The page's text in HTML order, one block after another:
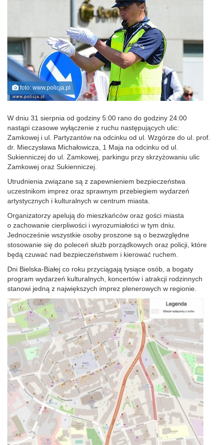
foto: www.policja.pl
W dniu 31 sierpnia od godziny 5:00 rano do godziny 24:00
nastąpi czasowe wyłączenie z ruchu następujących ulic:
Zamkowej i ul. Partyzantów na odcinku od ul. Wzgórze do ul. prof.
dr. Mieczysława Michałowicza, 1 Maja na odcinku od ul.
Sukienniczej do ul. Zamkowej, parkingu przy skrzyżowaniu ulic
Zamkowej oraz Sukienniczej.
Utrudnienia związane są z zapewnieniem bezpieczeństwa
uczestnikom imprez oraz sprawnym przebiegiem wydarzeń
artystycznych i kulturalnych w centrum miasta.
Organizatorzy apelują do mieszkańców oraz gości miasta
o zachowanie cierpliwości i wyrozumiałości w tym dniu.
Jednocześnie wszystkie osoby proszone są o bezwzględne
stosowanie się do poleceń służb porządkowych oraz policji, które
będą czuwać nad bezpieczeństwem i kierować ruchem.
Dni Bielska-Białej co roku przyciągają tysiące osób, a bogaty
program wydarzeń kulturalnych, koncertów i atrakcji rodzinnych
stanowi jedną z największych imprez plenerowych w regionie.